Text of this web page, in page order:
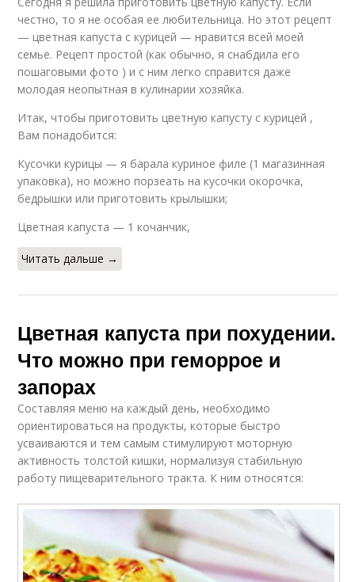
честно, то я не особая ее любительница. Но этот рецепт
— цветная капуста с курицей — нравится всей моей
семье. Рецепт простой (как обычно, я снабдила его
пошаговыми фото ) и с ним легко справится даже
молодая неопытная в кулинарии хозяйка.
Итак, чтобы приготовить цветную капусту с курицей ,
Вам понадобится:
Кусочки курицы — я барала куриное филе (1 магазинная
упаковка), но можно порзеать на кусочки окорочка,
бедрышки или приготовить крылышки;
Цветная капуста — 1 кочанчик,
Читать дальше →
Цветная капуста при похудении.
Что можно при геморрое и
запорах
Составляя меню на каждый день, необходимо
ориентироваться на продукты, которые быстро
усваиваются и тем самым стимулируют моторную
активность толстой кишки, нормализуя стабильную
работу пищеварительного тракта. К ним относятся: